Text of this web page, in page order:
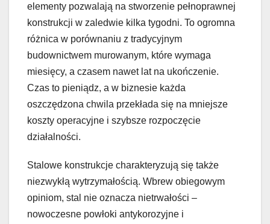
elementy pozwalają na stworzenie pełnoprawnej
konstrukcji w zaledwie kilka tygodni. To ogromna
różnica w porównaniu z tradycyjnym
budownictwem murowanym, które wymaga
miesięcy, a czasem nawet lat na ukończenie.
Czas to pieniądz, a w biznesie każda
oszczędzona chwila przekłada się na mniejsze
koszty operacyjne i szybsze rozpoczęcie
działalności.
Stalowe konstrukcje charakteryzują się także
niezwykłą wytrzymałością. Wbrew obiegowym
opiniom, stal nie oznacza nietrwałości –
nowoczesne powłoki antykorozyjne i